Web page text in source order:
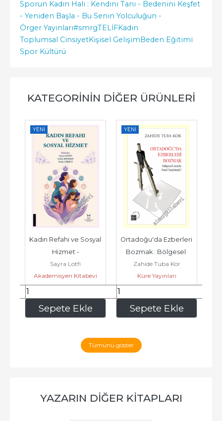
Sporun Kadın Hali : Kendini Tanı - Bedenini Keşfet
- Yeniden Başla - Bu Senin Yolculuğun -
Örger Yayınları#smrgTELİFKadın
Toplumsal CinsiyetKişisel GelişimBeden Eğitimi
Spor Kültürü
KATEGORININ DIĞER ÜRÜNLERI
YENI
Sepete Ekle
Kadın Refahı ve Sosyal
Hizmet -
Sayra Lotfi
Akademisyen Kitabevi
630,00
YENI
Sepete Ekle
Ortadoğu'da Ezberleri
Bozmak : Bölgesel
Analiz Nasıl Yapılmalı -
Zahide Tuba Kor
Küre Yayınları
405,00
Tümünü göster
YAZARIN DIĞER KITAPLARI